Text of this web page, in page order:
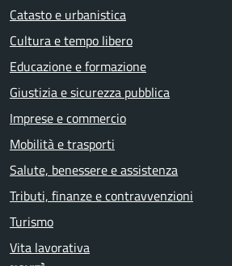
Catasto e urbanistica
Cultura e tempo libero
Educazione e formazione
Giustizia e sicurezza pubblica
Imprese e commercio
Mobilità e trasporti
Salute, benessere e assistenza
Tributi, finanze e contravvenzioni
Turismo
Vita lavorativa